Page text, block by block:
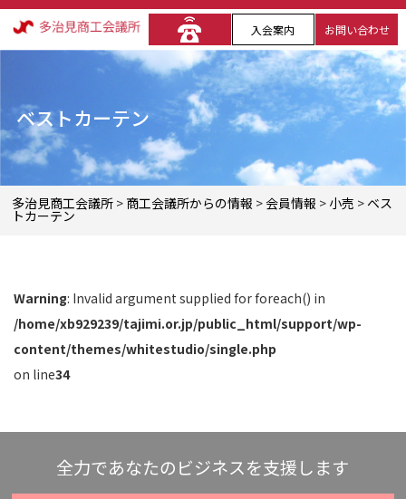
入会案内 お問い合わせ
ベストカーテン
多治見商工会議所 > 商工会議所からの情報 > 会員情報 > 小売 > ベス
トカーテン
Warning: Invalid argument supplied for foreach() in
/home/xb929239/tajimi.or.jp/public_html/support/wp-
content/themes/whitestudio/single.php
on line34
全力であなたのビジネスを支援します